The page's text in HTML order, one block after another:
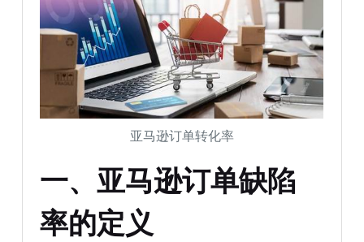
亚马逊订单转化率
一、亚马逊订单缺陷
率的定义